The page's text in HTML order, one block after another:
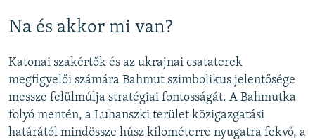
Na és akkor mi van?
Katonai szakértők és az ukrajnai csataterek
megfigyelői számára Bahmut szimbolikus jelentősége
messze felülmúlja stratégiai fontosságát. A Bahmutka
folyó mentén, a Luhanszki terület közigazgatási
határától mindössze húsz kilométerre nyugatra fekvő, a